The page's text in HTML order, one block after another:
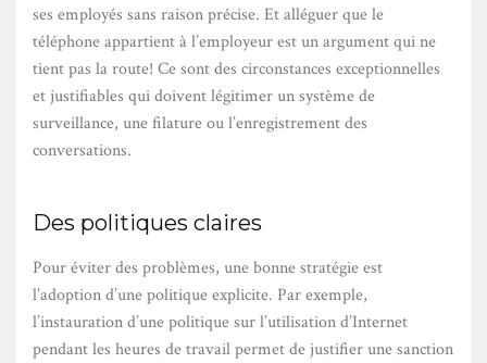
ses employés sans raison précise. Et alléguer que le
téléphone appartient à l’employeur est un argument qui ne
tient pas la route! Ce sont des circonstances exceptionnelles
et justifiables qui doivent légitimer un système de
surveillance, une filature ou l’enregistrement des
conversations.
Des politiques claires
Pour éviter des problèmes, une bonne stratégie est
l’adoption d’une politique explicite. Par exemple,
l’instauration d’une politique sur l’utilisation d’Internet
pendant les heures de travail permet de justifier une sanction